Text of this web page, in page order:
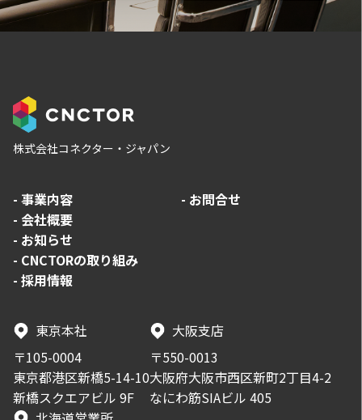
株式会社コネクター・ジャパン
東京本社
〒105-0004
東京都港区新橋5-14-10
新橋スクエアビル 9F
大阪支店
〒550-0013
大阪府大阪市西区新町2丁目4-2
なにわ筋SIAビル 405
- 事業内容
- 会社概要
- お知らせ
- CNCTORの取り組み
- 採用情報
- お問合せ